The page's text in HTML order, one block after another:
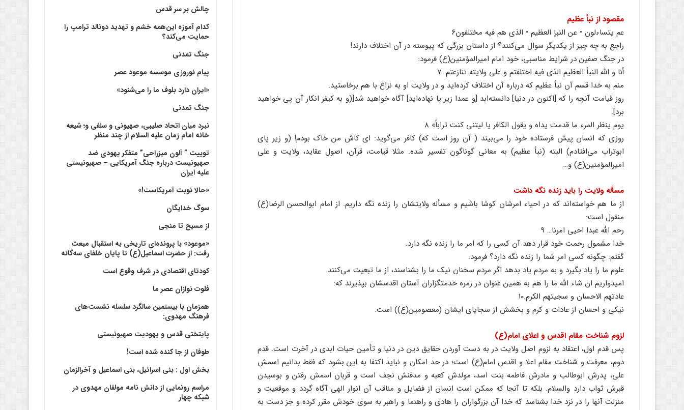
مقصود از نبأ عظیم
عم یتساءلون • عن النبإ العظیم • الذی هم فیه مختلفون۶
راجع به چه چیز از یکدیگر سوال می‌کنند؟ از داستان بزرگی که پیوسته در آن اختلاف دارند!
در جنگ صفین در شرایط مناسبی، خود امام امیرالمؤمنین(ع) فرمود:
أنا و الله النبأ العظیم الذی فیه اختلفتم و علی ولایته تنازعتم…۷
منم به خدا قسم آن نبأ عظیم که درباره آن اختلاف کرده‌اید و در ولایت او به نزاع با هم برخاستید.
روز قیامت آنچه را که [اکنون در دنیا] دانسته‌ابد [و عمدا زیر پا نهاده‌اید] آگاه خواهید شد[(و به کیفر انکار آن پی خواهید
برد].
یوم ینظر المرء ما قدمت یداه و یقول الکافر یا لیتنی کنت تراباً» 8
روزی که انسان پیش فرستاده خود را می‌بیند ( آن روز است که) کافر می‌گوید: ای کاش من خاک بودم! (و زیر پای
ابوتراب می‌افتادم) البته (نبأ عظیم) به معانی گوناگون تفسیر شده. مثلا قیامت، قرآن، اصول عقاید، ولایت و علی
امیرالمؤمنین(ع) و…
مسأله ولایت را باید زنده نگه داشت
از ما هم خواسته‌اند که در احیاء امرشان کوشا باشیم و مسأله ولایتشان را زنده نگه داریم. از امام ابوالحسن الرضا(ع)
منقول است:
رحم الله عبدا احیی امرنا… ۹
خدا مشمول رحمت خود قرار دهد آن کسی را که امر ما را زنده نگه دارد.
گفتم: چگونه کسی امر شما را زنده نگه دارد؟ فرمود:
علوم ما را یاد بگیرد و به مردم یاد بدهد اگر مردم سخنان نیک ما را بشناسند، از ما تبعیت می‌کنند.
امیدواریم ان شاء الله ما را هم به همین عنوان در زمره خدمتگزاران آستان اقدسشان بپذیرند که:
عادتهم الاحسان و سجیتهم الکرم.۱۰
نیکی و احسان از عادات و کرم و بخشش از سجایای ایشان (معصومین(ع)) است.
لزوم شناخت مقام اقدس و اعلای امام(ع)
پس قدم اول، اعتقاد به لزوم اصل ولایت در به دست آوردن حقایق دین در دنیا و تأمین حیات ابدی در آخرت است. قدم
دوم، معرفت و شناخت مقام اعلا و اقدس امام(ع) است؛ در حد امکان و نباید اکتفا به این بشود که فقط بدانیم اسمش
علی، پدرش ابوطالب و مادرش فاطمه بنت اسد، مولدش کعبه و مدفنش نجف است و قربان اسمش رفتن و بوسیدن
قبرش ثواب دارد والسلام. بلکه تا آنجا که ممکن است انسان از فضایل و مناقب آن انوار الهی آگاه گردد و موقعیت و
منزلت آنها را در نزد خدا بشناسد که خدا آن بزرگواران را هادی و راهنما و راهبر به سوی خودش مقرر کرده و جز دست به
چالش بر سر قدس
کدام آموزه این‌همه خشم و تهدید دونالد ترامپ را
حمایت می‌کند؟
جنگ تمدنی
پیام نوروزی موسسه موعود عصر
«ایران دارد بلوف ما را می‌شنود»
جنگ تمدنی
نبرد میان اتحاد صلیبی، صهیونی و سلفی و؛ شیعه
خانه امام زمان علیه السلام از چند منظر
توییت ” آلون میزراحی” متفکر یهودی ضد
صهیونیست درباره جنگ آمریکایی – صهیونیستی
علیه ایران
«حالا نوبت آمریکاست!»
سوگ خدایگان
از مسیح تا منجی
«موعود» با پرونده‌ای تاریخی به استقبال مبعث
رفت: از حضرت اسماعیل(ع) تا پایان خلفای سه‌گانه
کودتای اقتصادی در شرف وقوع است
فلوت نوازان عصر ما
همزمان با بیستمین سالگرد سلسله نشست‌های
فرهنگ مهدوی:‌
پایتختی قدس و یهودیت صهیونیستی
طوفان از جا کنده شده است!
بخش اول : بنی اسرائیل، بنی اسماعیل و آخرالزمان
مراسم رونمایی از دانش نامه مولفان مهدوی در
شبکه چهار